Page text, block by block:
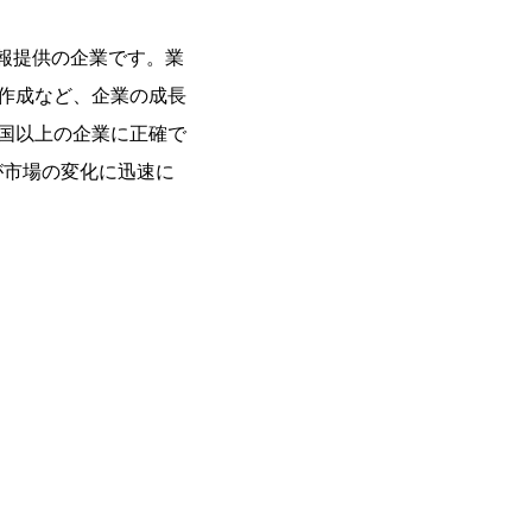
提供の企業です。業
成など、企業の成長
以上の企業に正確で
場の変化に迅速に